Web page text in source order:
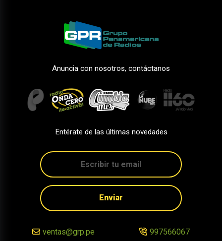
Anuncia con nosotros, contáctanos
Entérate de las últimas novedades
Enviar
ventas@grp.pe 997566067